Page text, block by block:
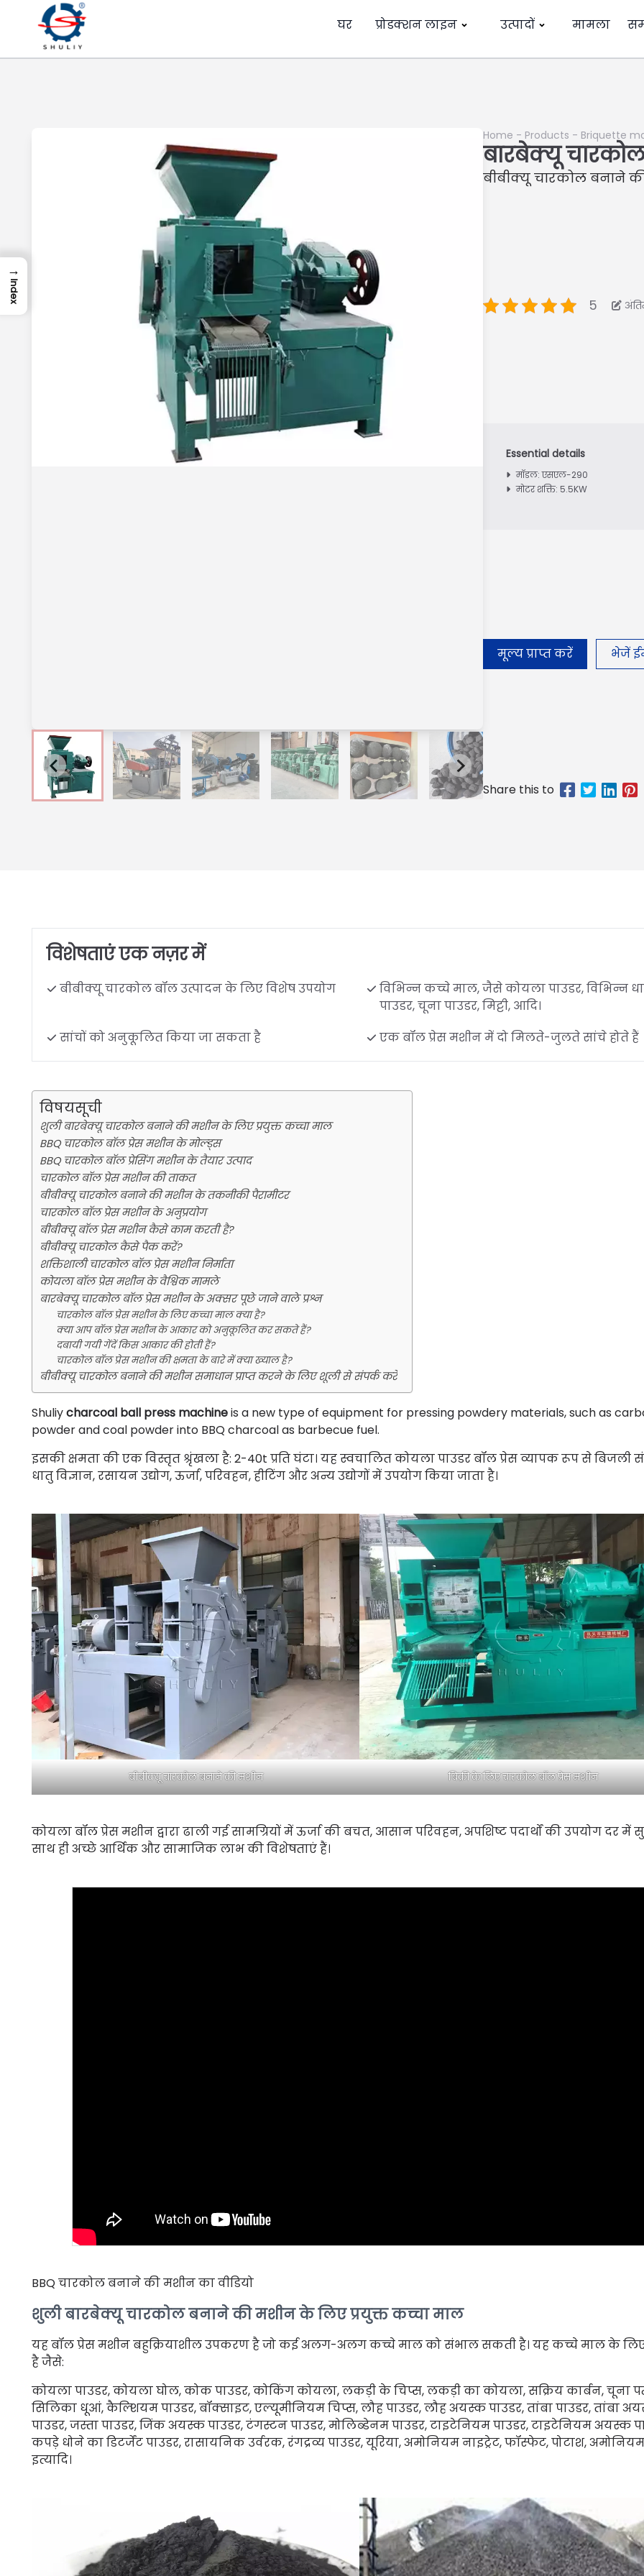
घर प्रोडक्शन लाइन उत्पादों मामला
Home - Products - Briquette
बारबेक्यू
बीबीक्यू चारकोल बनाने
5
मॉडल: एसएल-290
मोटर शक्ति: 5.5KW
मूल्य प्राप्त करें भेजें
विशेषताएं एक नज़र में
बीबीक्यू चारकोल बॉल उत्पादन के लिए विशेष उपयोग
विभिन्न कच्चे माल, जैसे कोयला पाउडर, विभिन्न
पाउडर, चूना पाउडर, मिट्टी, आदि।
सांचों को अनुकूलित किया जा सकता है
एक बॉल प्रेस मशीन में दो मिलते-जुलते सांचे होते हैं
विषयसूची
शुली बारबेक्यू चारकोल बनाने की मशीन के लिए प्रयुक्त कच्चा माल
BBQ चारकोल बॉल प्रेस मशीन के मोल्ड्स
BBQ चारकोल बॉल प्रेसिंग मशीन के तैयार उत्पाद
चारकोल बॉल प्रेस मशीन की ताकत
बीबीक्यू चारकोल बनाने की मशीन के तकनीकी पैरामीटर
चारकोल बॉल प्रेस मशीन के अनुप्रयोग
बीबीक्यू बॉल प्रेस मशीन कैसे काम करती है?
बीबीक्यू चारकोल कैसे पैक करें?
शक्तिशाली चारकोल बॉल प्रेस मशीन निर्माता
कोयला बॉल प्रेस मशीन के वैश्विक मामले
बारबेक्यू चारकोल बॉल प्रेस मशीन के अक्सर पूछे जाने वाले प्रश्न
चारकोल बॉल प्रेस मशीन के लिए कच्चा माल क्या है?
क्या आप बॉल प्रेस मशीन के आकार को अनुकूलित कर सकते हैं?
दबायी गयी गेंदें किस आकार की होती हैं?
चारकोल बॉल प्रेस मशीन की क्षमता के बारे में क्या ख्याल है?
बीबीक्यू चारकोल बनाने की मशीन समाधान प्राप्त करने के लिए शूली से संपर्क करें
Shuliycharcoal ball press machineis a new type of equipment for pressing powdery materials, such as
powder and coal powder into BBQ charcoal as barbecue fuel.
इसकी क्षमता की एक विस्तृत श्रृंखला है: 2-40t प्रति घंटा। यह स्वचालित कोयला पाउडर बॉल प्रेस व्यापक रूप से बिजली
धातु विज्ञान, रसायन उद्योग, ऊर्जा, परिवहन, हीटिंग और अन्य उद्योगों में उपयोग किया जाता है।
बीबीक्यू चारकोल बनाने की मशीन बिक्री के लिए चारकोल बॉल प्रेस मशीन
कोयला बॉल प्रेस मशीन द्वारा ढाली गई सामग्रियों में ऊर्जा की बचत, आसान परिवहन, अपशिष्ट पदार्थों की उपयोग दर में
साथ ही अच्छे आर्थिक और सामाजिक लाभ की विशेषताएं हैं।
BBQ चारकोल बनाने की मशीन का वीडियो
शुली बारबेक्यू चारकोल बनाने की मशीन के लिए प्रयुक्त कच्चा माल
यह बॉल प्रेस मशीन बहुक्रियाशील उपकरण है जो कई अलग-अलग कच्चे माल को संभाल सकती है। यह कच्चे माल के
है जैसे:
कोयला पाउडर, कोयला घोल, कोक पाउडर, कोकिंग कोयला, लकड़ी के चिप्स, लकड़ी का कोयला, सक्रिय कार्बन, चूना
सिलिका धूआं, कैल्शियम पाउडर, बॉक्साइट, एल्यूमीनियम चिप्स, लौह पाउडर, लौह अयस्क पाउडर, तांबा पाउडर, तांबा
पाउडर, जस्ता पाउडर, जिंक अयस्क पाउडर, टंगस्टन पाउडर, मोलिब्डेनम पाउडर, टाइटेनियम पाउडर, टाइटेनियम अयस्क
कपड़े धोने का डिटर्जेंट पाउडर, रासायनिक उर्वरक, रंगद्रव्य पाउडर, यूरिया, अमोनियम नाइट्रेट, फॉस्फेट, पोटाश,
इत्यादि।
→
Index